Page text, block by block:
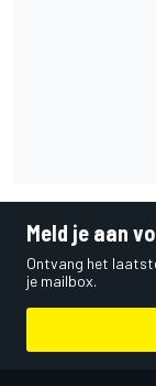
Meld je aan
Ontvang het
je mailbox.